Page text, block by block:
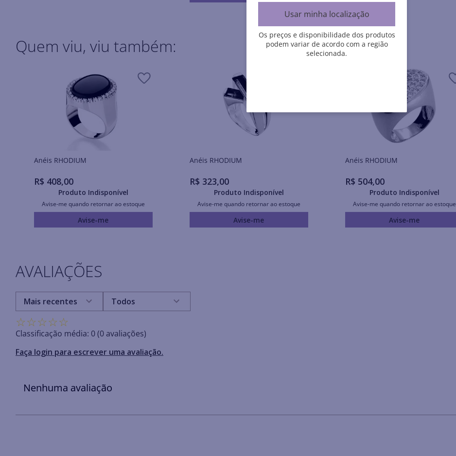
Quem viu, viu também:
Anéis RHODIUM
R$ 408,00
Produto Indisponível
Avise-me quando retornar ao estoque
Avise-me
Anéis RHODIUM
R$ 323,00
Produto Indisponível
Avise-me quando retornar ao estoque
Avise-me
Anéis RHODIUM
R$ 504,00
Produto Indisponível
Avise-me quando retornar ao estoque
Avise-me
AVALIAÇÕES
☆☆☆☆☆
Classificação média: 0(0 avaliações)
Faça login para escrever uma avaliação.
Mais recentes Todos
Nenhuma avaliação
Usar minha localização
Os preços e disponibilidade dos produtos
podem variar de acordo com a região
selecionada.